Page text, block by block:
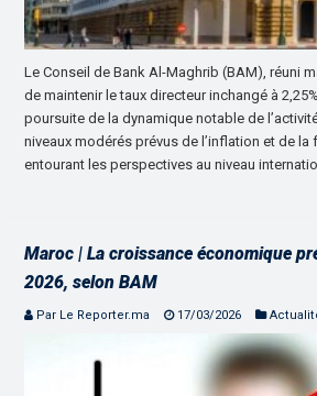
Le Conseil de Bank Al-Maghrib (BAM), réuni
de maintenir le taux directeur inchangé à
poursuite de la dynamique notable de
niveaux modérés prévus de l’inflation et de
entourant les perspectives au niveau
Maroc | La croissance économique
2026, selon BAM
Par Le Reporter.ma 17/03/2026